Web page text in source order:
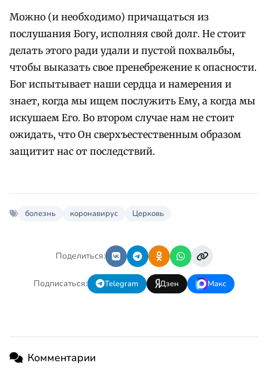
Можно (и необходимо) причащаться из
послушания Богу, исполняя свой долг. Не стоит
делать этого ради удали и пустой похвальбы,
чтобы выказать свое пренебрежение к опасности.
Бог испытывает наши сердца и намерения и
знает, когда мы ищем послужить Ему, а когда мы
искушаем Его. Во втором случае нам не стоит
ожидать, что Он сверхъестественным образом
защитит нас от последствий.
болезнь коронавирус Церковь
Поделиться:
Подписаться: Telegram Дзен Макс
Комментарии